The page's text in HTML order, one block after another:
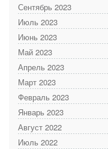
Сентябрь 2023
Июль 2023
Июнь 2023
Май 2023
Апрель 2023
Март 2023
Февраль 2023
Январь 2023
Август 2022
Июль 2022